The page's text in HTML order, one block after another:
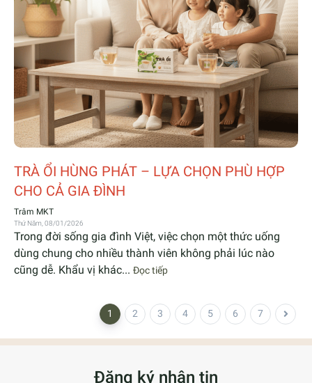
TRÀ ỔI HÙNG PHÁT – LỰA CHỌN PHÙ HỢP
CHO CẢ GIA ĐÌNH
Trâm MKT
Thứ Năm, 08/01/2026
Trong đời sống gia đình Việt, việc chọn một thức uống
dùng chung cho nhiều thành viên không phải lúc nào
cũng dễ. Khẩu vị khác... Đọc tiếp
1 2 3 4 5 6 7
Đăng ký nhận tin